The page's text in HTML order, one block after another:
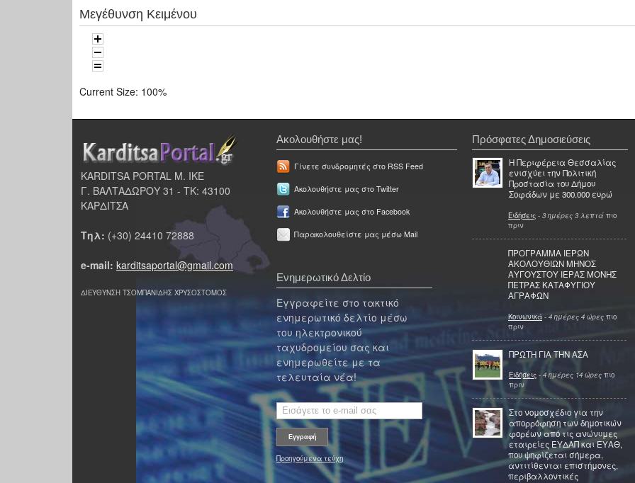
Μεγέθυνση Κειμένου
Current Size: 100%
KARDITSA PORTAL Μ. ΙΚΕ
Γ. ΒΑΛΤΑΔΩΡΟΥ 31 - ΤΚ: 43100
ΚΑΡΔΙΤΣΑ
Τηλ: (+30) 24410 72888
e-mail: karditsaportal@gmail.com
ΔΙΕΥΘΥΝΣΗ ΤΣΟΜΠΑΝΙΔΗΣ ΧΡΥΣΟΣΤΟΜΟΣ
Ακολουθήστε μας!
Γίνετε συνδρομητές στο RSS Feed
Ακολουθήστε μας στο Twitter
Ακολουθήστε μας στο Facebook
Παρακολουθείστε μας μέσω Mail
Ενημερωτικό Δελτίο
Εγγραφείτε στο τακτικό
ενημερωτικό δελτίο μέσω
του ηλεκτρονικού
ταχυδρομείου σας και
ενημερωθείτε με τα
τελευταία νέα!
Προηγούμενα τεύχη
Πρόσφατες Δημοσιεύσεις
Η Περιφέρεια Θεσσαλίας
ενισχύει την Πολιτική
Προστασία του Δήμου
Σοφάδων με 300.000 ευρώ
Ειδήσεις - 3 ημέρες 3 λεπτά πιο
πριν
ΠΡΟΓΡΑΜΜΑ ΙΕΡΩΝ
ΑΚΟΛΟΥΘΙΩΝ ΜΗΝΟΣ
ΑΥΓΟΥΣΤΟΥ ΙΕΡΑΣ ΜΟΝΗΣ
ΠΕΤΡΑΣ ΚΑΤΑΦΥΓΙΟΥ
ΑΓΡΑΦΩΝ
Κοινωνικά - 4 ημέρες 4 ώρες πιο
πριν
ΠΡΩΤΗ ΓΙΑ ΤΗΝ ΑΣΑ
Ειδήσεις - 4 ημέρες 14 ώρες πιο
πριν
Στο νομοσχέδιο για την
απορρόφηση των δημοτικών
φορέων από τις ανώνυμες
εταιρείες ΕΥΔΑΠ και ΕΥΑΘ,
που ψηφίζεται σήμερα,
αντιτίθενται επιστήμονες,
περιβαλλοντικές